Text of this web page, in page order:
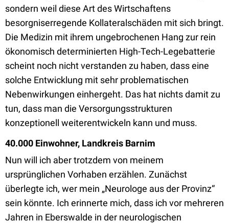
sondern weil diese Art des Wirtschaftens
besorgniserregende Kollateralschäden mit sich bringt.
Die Medizin mit ihrem ungebrochenen Hang zur rein
ökonomisch determinierten High-Tech-Legebatterie
scheint noch nicht verstanden zu haben, dass eine
solche Entwicklung mit sehr problematischen
Nebenwirkungen einhergeht. Das hat nichts damit zu
tun, dass man die Versorgungsstrukturen
konzeptionell weiterentwickeln kann und muss.
40.000 Einwohner, Landkreis Barnim
Nun will ich aber trotzdem von meinem
ursprünglichen Vorhaben erzählen. Zunächst
überlegte ich, wer mein „Neurologe aus der Provinz“
sein könnte. Ich erinnerte mich, dass ich vor mehreren
Jahren in Eberswalde in der neurologischen